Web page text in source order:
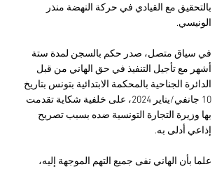
بالتحقيق مع القيادي في حركة النهضة منذر
الونيسي.
في سياق متصل، صدر حكم بالسجن لمدة ستة
أشهر مع تأجيل التنفيذ في حق الهاني من قبل
الدائرة الجناحية بالمحكمة الابتدائية بتونس بتاريخ
10 جانفي/يناير 2024، على خلفية شكاية تقدمت
بها وزيرة التجارة التونسية ضده بسبب تصريح
إذاعي أدلى به.
علما بأن الهاني نفى جميع التهم الموجهة إليه،